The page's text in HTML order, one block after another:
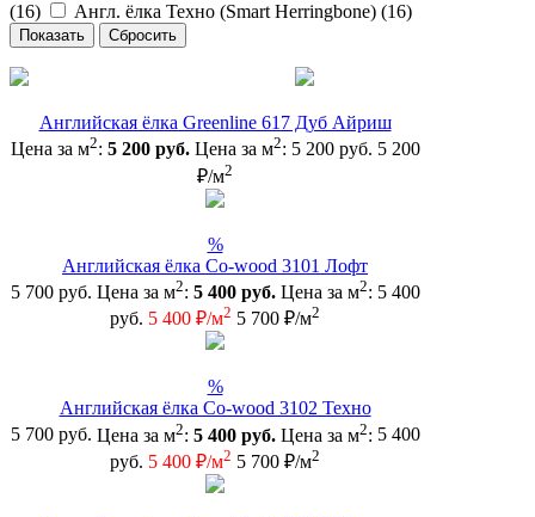
(16) Англ. ёлка Техно (Smart Herringbone) (16)
Английская ёлка Greenline 617 Дуб Айриш
Цена за м2: 5 200 руб. Цена за м2: 5 200 руб. 5 200
₽/м2
%
Английская ёлка Co-wood 3101 Лофт
5 700 руб. Цена за м2: 5 400 руб. Цена за м2: 5 400
руб. 5 400 ₽/м2 5 700 ₽/м2
%
Английская ёлка Co-wood 3102 Техно
5 700 руб. Цена за м2: 5 400 руб. Цена за м2: 5 400
руб. 5 400 ₽/м2 5 700 ₽/м2